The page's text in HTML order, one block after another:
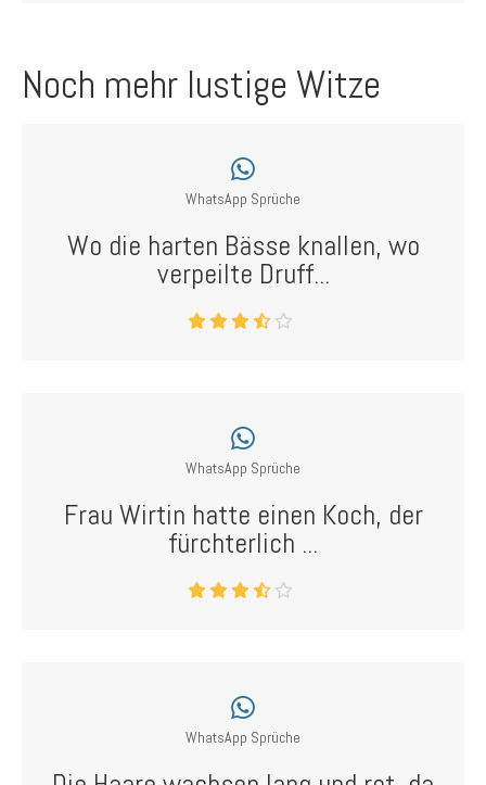
Noch mehr lustige Witze
WhatsApp Sprüche
Wo die harten Bässe knallen, wo
verpeilte Druff...
WhatsApp Sprüche
Frau Wirtin hatte einen Koch, der
fürchterlich ...
WhatsApp Sprüche